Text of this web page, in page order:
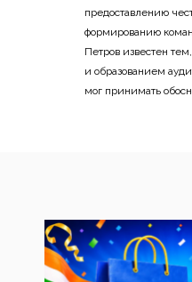
предоставлению
формированию
Петров известен
и образованием
мог принимать